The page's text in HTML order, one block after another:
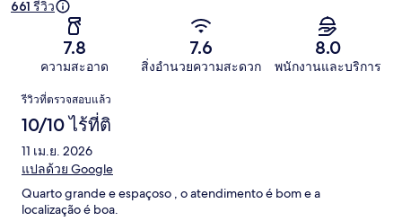
661 รีวิว
7.8
ความสะอาด
7.6
สิ่งอำนวยความสะดวก
8.0
พนักงานและบริการ
รีวิว
รีวิวที่ตรวจสอบแล้ว
10/10 ไร้ที่ติ
11 เม.ย. 2026
แปลด้วย Google
Quarto grande e espaçoso , o atendimento é bom e a
localização é boa.